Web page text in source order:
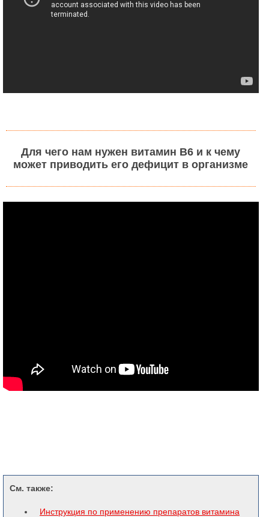
Для чего нам нужен витамин В6 и к чему
может приводить его дефицит в организме
См. также:
Инструкция по применению препаратов витамина